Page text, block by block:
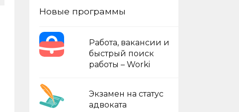
Новые программы
Работа, вакансии и
быстрый поиск
работы – Worki
Экзамен на статус
адвоката